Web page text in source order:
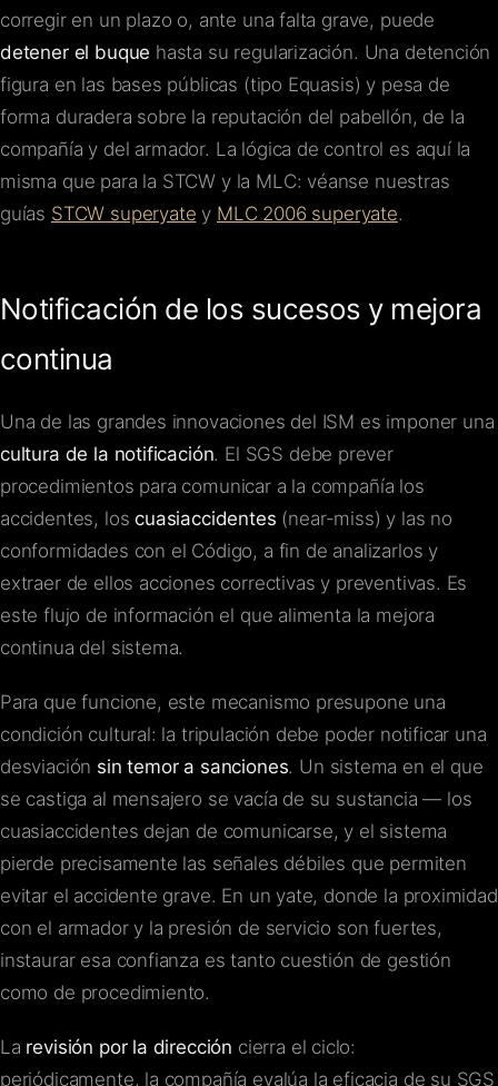
corregir en un plazo o, ante una falta grave, puede
detener el buque hasta su regularización. Una detención
figura en las bases públicas (tipo Equasis) y pesa de
forma duradera sobre la reputación del pabellón, de la
compañía y del armador. La lógica de control es aquí la
misma que para la STCW y la MLC: véanse nuestras
guías STCW superyate y MLC 2006 superyate.
Notificación de los sucesos y mejora
continua
Una de las grandes innovaciones del ISM es imponer una
cultura de la notificación. El SGS debe prever
procedimientos para comunicar a la compañía los
accidentes, loscuasiaccidentes (near-miss) y las no
conformidades con el Código, a fin de analizarlos y
extraer de ellos acciones correctivas y preventivas. Es
este flujo de información el que alimenta la mejora
continua del sistema.
Para que funcione, este mecanismo presupone una
condición cultural: la tripulación debe poder notificar una
desviación sin temor a sanciones. Un sistema en el que
se castiga al mensajero se vacía de su sustancia — los
cuasiaccidentes dejan de comunicarse, y el sistema
pierde precisamente las señales débiles que permiten
evitar el accidente grave. En un yate, donde la proximidad
con el armador y la presión de servicio son fuertes,
instaurar esa confianza es tanto cuestión de gestión
como de procedimiento.
La revisión por la dirección cierra el ciclo:
periódicamente, la compañía evalúa la eficacia de su SGS